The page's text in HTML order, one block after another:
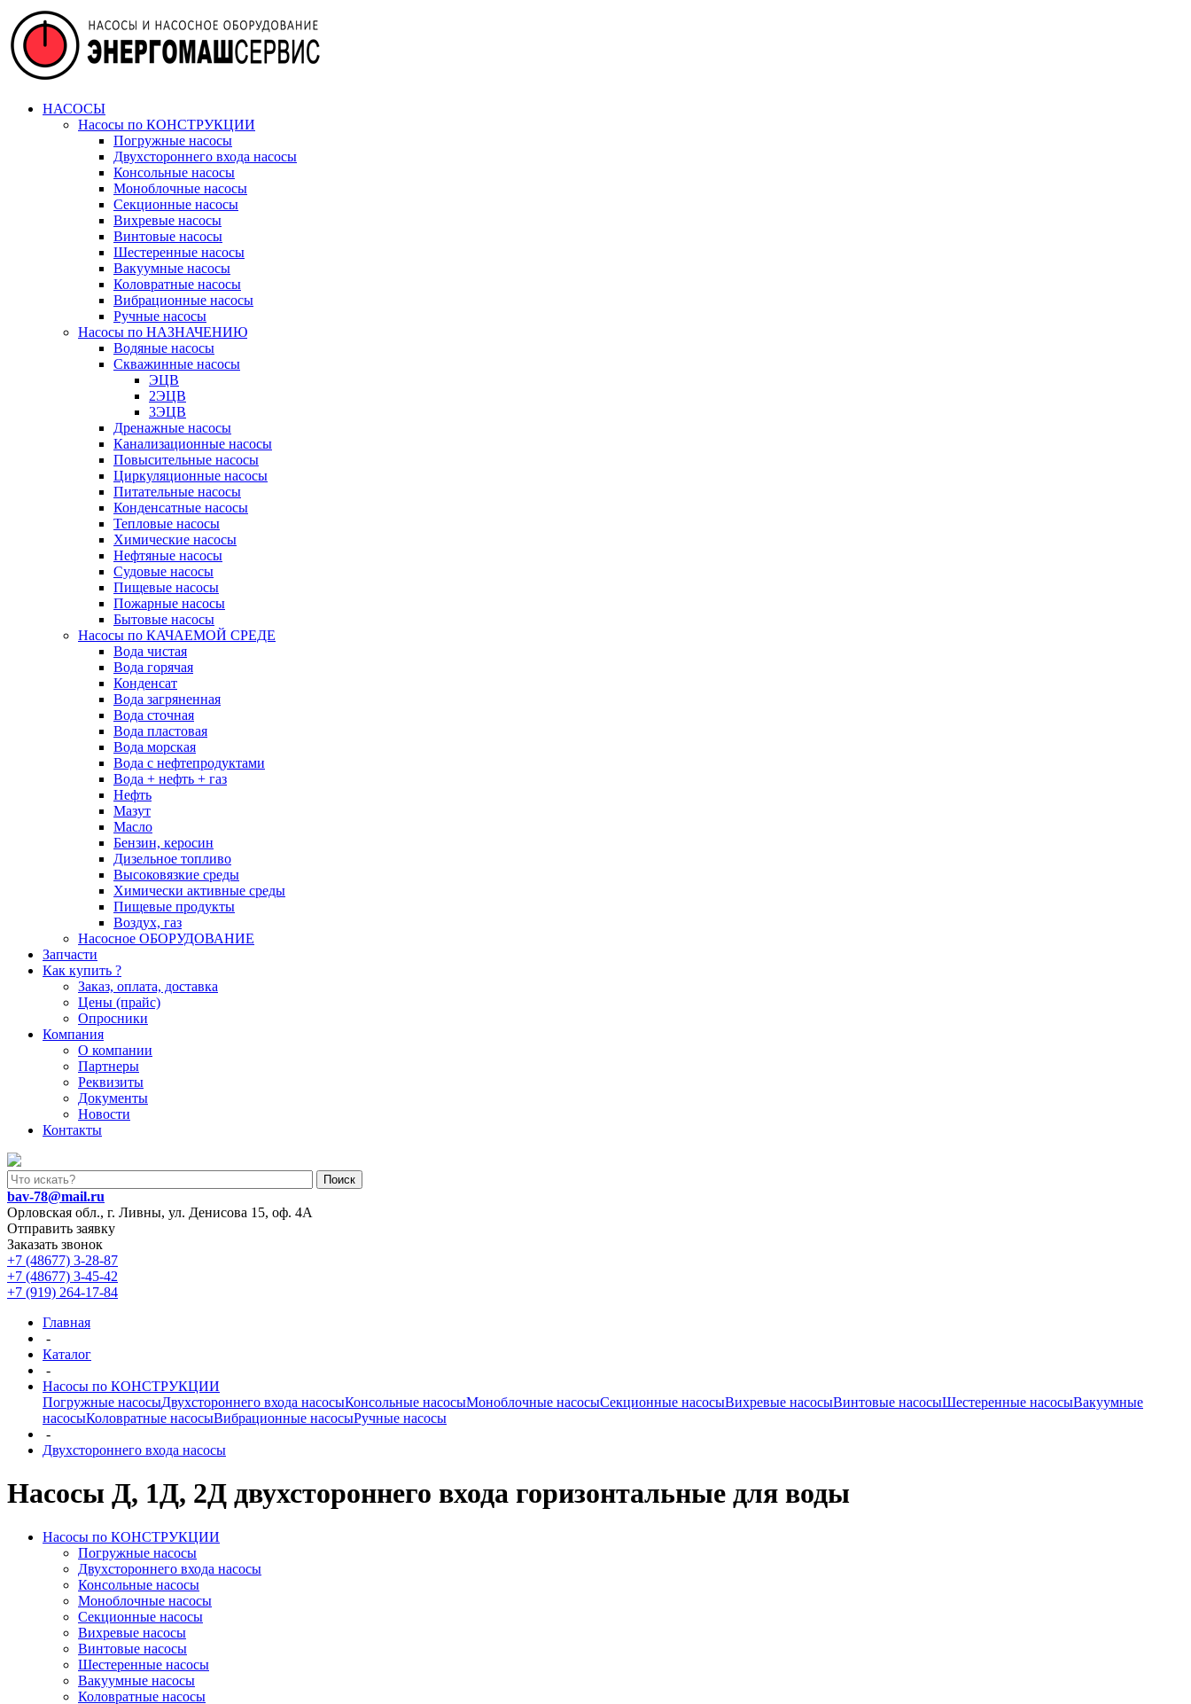
НАСОСЫ
Насосы по КОНСТРУКЦИИ
Погружные насосы
Двухстороннего входа насосы
Консольные насосы
Моноблочные насосы
Секционные насосы
Вихревые насосы
Винтовые насосы
Шестеренные насосы
Вакуумные насосы
Коловратные насосы
Вибрационные насосы
Ручные насосы
Насосы по НАЗНАЧЕНИЮ
Водяные насосы
Скважинные насосы
ЭЦВ
2ЭЦВ
3ЭЦВ
Дренажные насосы
Канализационные насосы
Повысительные насосы
Циркуляционные насосы
Питательные насосы
Конденсатные насосы
Тепловые насосы
Химические насосы
Нефтяные насосы
Судовые насосы
Пищевые насосы
Пожарные насосы
Бытовые насосы
Насосы по КАЧАЕМОЙ СРЕДЕ
Вода чистая
Вода горячая
Конденсат
Вода загряненная
Вода сточная
Вода пластовая
Вода морская
Вода с нефтепродуктами
Вода + нефть + газ
Нефть
Мазут
Масло
Бензин, керосин
Дизельное топливо
Высоковязкие среды
Химически активные среды
Пищевые продукты
Воздух, газ
Насосное ОБОРУДОВАНИЕ
Запчасти
Как купить ?
Заказ, оплата, доставка
Цены (прайс)
Опросники
Компания
О компании
Партнеры
Реквизиты
Документы
Новости
Контакты
Поиск
bav-78@mail.ru
Орловская обл., г. Ливны, ул. Денисова 15, оф. 4А
Отправить заявку
Заказать звонок
+7 (48677) 3-28-87
+7 (48677) 3-45-42
+7 (919) 264-17-84
Главная
-
Каталог
-
Насосы по КОНСТРУКЦИИ
Погружные насосыДвухстороннего входа насосыКонсольные насосыМоноблочные насосыСекционные насосыВихревые насосыВинтовые насосыШестеренные насосыВакуумные
насосыКоловратные насосыВибрационные насосыРучные насосы
-
Двухстороннего входа насосы
Насосы Д, 1Д, 2Д двухстороннего входа горизонтальные для воды
Насосы по КОНСТРУКЦИИ
Погружные насосы
Двухстороннего входа насосы
Консольные насосы
Моноблочные насосы
Секционные насосы
Вихревые насосы
Винтовые насосы
Шестеренные насосы
Вакуумные насосы
Коловратные насосы